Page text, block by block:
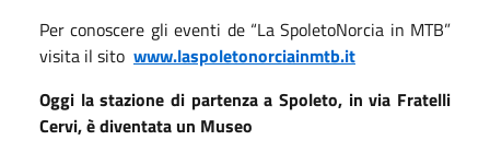
Per conoscere gli eventi de “La SpoletoNorcia in MTB”
visita il sito www.laspoletonorciainmtb.it
Oggi la stazione di partenza a Spoleto, in via Fratelli
Cervi, è diventata un Museo